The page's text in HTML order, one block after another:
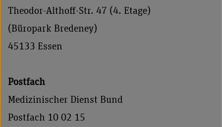
Theodor-Althoff-Str. 47 (4. Etage)
(Büropark Bredeney)
45133 Essen
Postfach
Medizinischer Dienst Bund
Postfach 10 02 15